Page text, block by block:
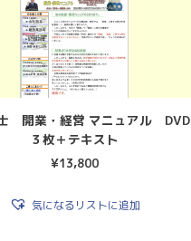
開業・経営 マニュアル DVD
３枚＋テキスト
¥13,800
気になるリストに追加